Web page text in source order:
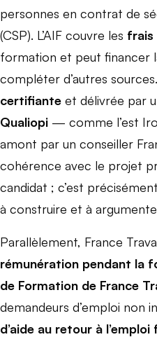
personnes en contrat de
(CSP). L’AIF couvre les frais
formation et peut financer
compléter d’autres
certifiante et délivrée par
Qualiopi — comme l’est
amont par un conseiller
cohérence avec le projet
candidat ; c’est
à construire et à
Parallèlement, France
rémunération pendant la
de Formation de France
demandeurs d’emploi non
d’aide au retour à